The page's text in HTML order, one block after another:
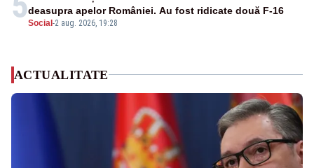
Social-2 aug. 2026, 19:28
deasupra apelor României. Au fost ridicate două F-16
ACTUALITATE